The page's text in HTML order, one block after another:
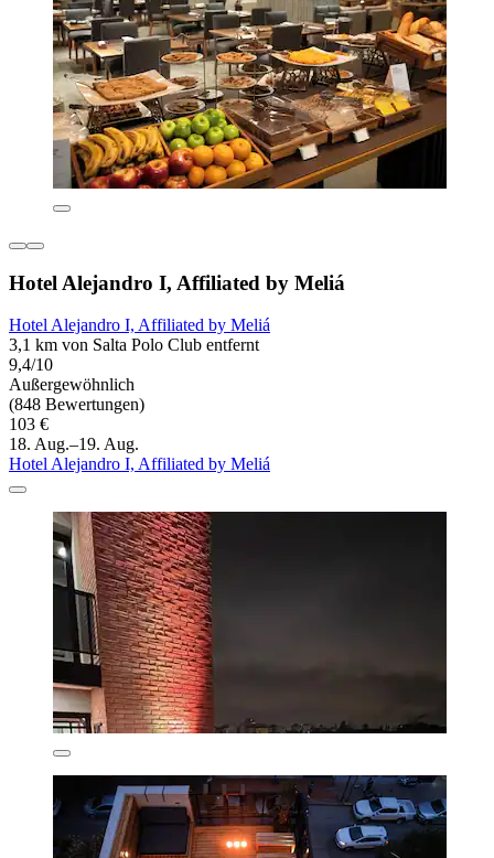
Hotel Alejandro I, Affiliated by Meliá
Hotel Alejandro I, Affiliated by Meliá
3,1 km von Salta Polo Club entfernt
9,4/10
Außergewöhnlich
(848 Bewertungen)
103 €
18. Aug.–19. Aug.
Hotel Alejandro I, Affiliated by Meliá